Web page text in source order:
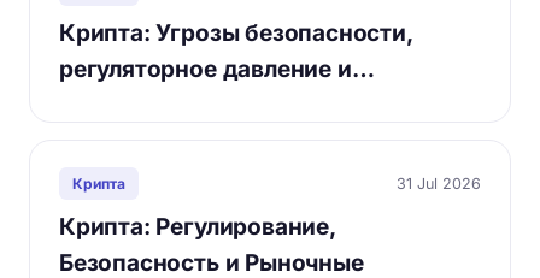
Крипта: Угрозы безопасности,
регуляторное давление и…
Крипта 31 Jul 2026
Крипта: Регулирование,
Безопасность и Рыночные